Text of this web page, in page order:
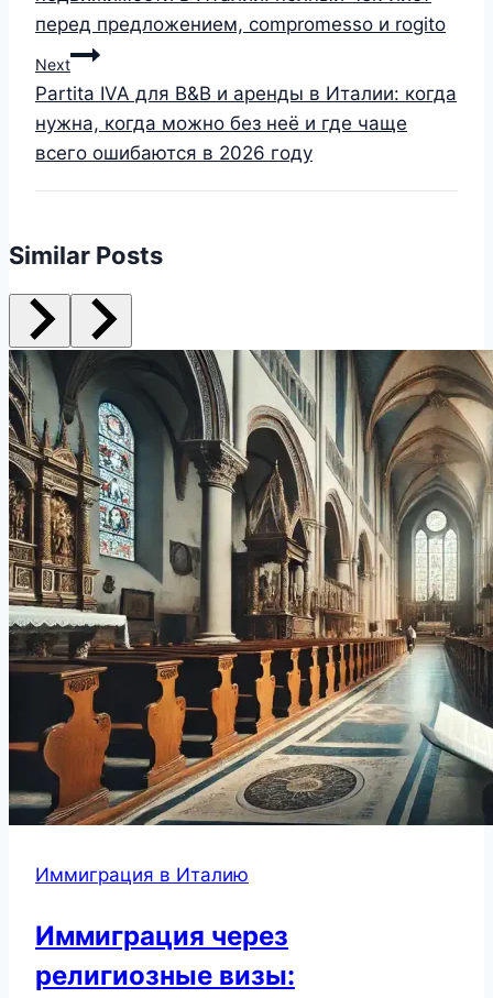
перед предложением, compromesso и rogito
Next
Partita IVA для B&B и аренды в Италии: когда
нужна, когда можно без неё и где чаще
всего ошибаются в 2026 году
Similar Posts
Иммиграция в Италию
Иммиграция через
религиозные визы: